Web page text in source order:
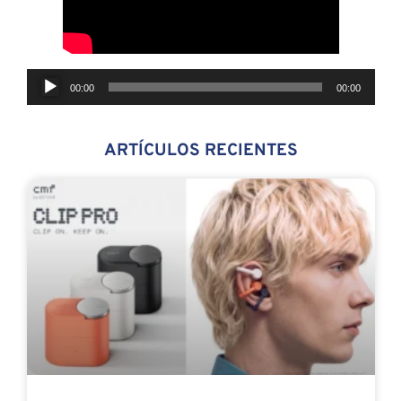
Reproductor
00:00 00:00
ARTÍCULOS RECIENTES